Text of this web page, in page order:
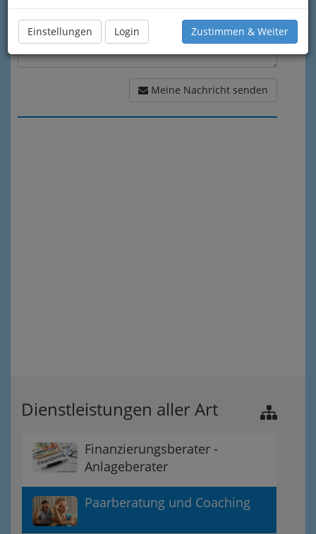
Einstellungen Login Zustimmen & Weiter
Meine Nachricht senden
Dienstleistungen aller Art
Finanzierungsberater -
Anlageberater
Paarberatung und Coaching